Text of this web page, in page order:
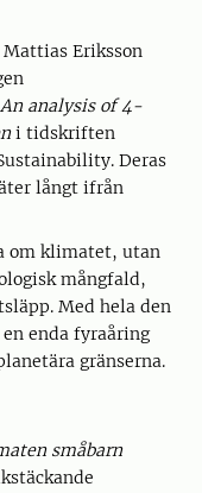
Eriksson
analysis of 4-
i tidskriften
Deras
långt ifrån
om klimatet, utan
mångfald,
Med hela den
enda fyraåring
gränserna.
småbarn